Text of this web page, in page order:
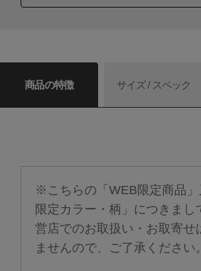
商品の特徴 サイズ / スペック
※こちらの「WEB限定商品」
限定カラー・柄」につきまし
営店でのお取扱い・お取寄せ
ませんので、ご了承ください。